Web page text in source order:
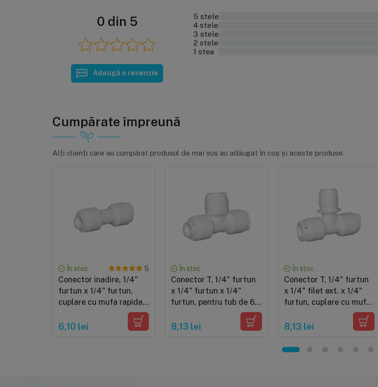
0 din 5
Adaugă o recenzie
5 stele
4 stele
3 stele
2 stele
1 stea
Cumpărate împreună
Alți clienți care au cumpărat produsul de mai sus au adăugat în coș și aceste produse.
În stoc 5
Conector inadire, 1/4"
furtun x 1/4" furtun,
cuplare cu mufa rapida,
pentru tub de 6 mm
6,10 lei
În stoc
Conector T, 1/4" furtun
x 1/4" furtun x 1/4"
furtun, pentru tub de 6
8,13 lei
În stoc
Conector T, 1/4" furtun
x 1/4" filet ext. x 1/4"
furtun, cuplare cu mufa
rapida pentru tub de 6
mm
8,13 lei